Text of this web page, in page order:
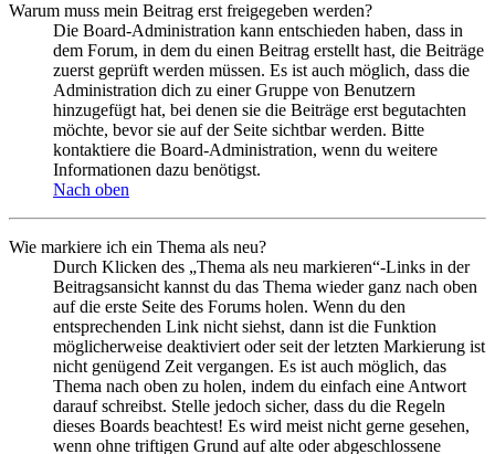
Warum muss mein Beitrag erst freigegeben werden?
Die Board-Administration kann entschieden haben, dass in
dem Forum, in dem du einen Beitrag erstellt hast, die Beiträge
zuerst geprüft werden müssen. Es ist auch möglich, dass die
Administration dich zu einer Gruppe von Benutzern
hinzugefügt hat, bei denen sie die Beiträge erst begutachten
möchte, bevor sie auf der Seite sichtbar werden. Bitte
kontaktiere die Board-Administration, wenn du weitere
Informationen dazu benötigst.
Nach oben
Wie markiere ich ein Thema als neu?
Durch Klicken des „Thema als neu markieren“-Links in der
Beitragsansicht kannst du das Thema wieder ganz nach oben
auf die erste Seite des Forums holen. Wenn du den
entsprechenden Link nicht siehst, dann ist die Funktion
möglicherweise deaktiviert oder seit der letzten Markierung ist
nicht genügend Zeit vergangen. Es ist auch möglich, das
Thema nach oben zu holen, indem du einfach eine Antwort
darauf schreibst. Stelle jedoch sicher, dass du die Regeln
dieses Boards beachtest! Es wird meist nicht gerne gesehen,
wenn ohne triftigen Grund auf alte oder abgeschlossene